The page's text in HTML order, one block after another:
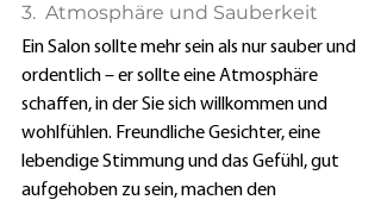
3.  Atmosphäre und Sauberkeit
Ein Salon sollte mehr sein als nur sauber und
ordentlich – er sollte eine Atmosphäre
schaffen, in der Sie sich willkommen und
wohlfühlen. Freundliche Gesichter, eine
lebendige Stimmung und das Gefühl, gut
aufgehoben zu sein, machen den